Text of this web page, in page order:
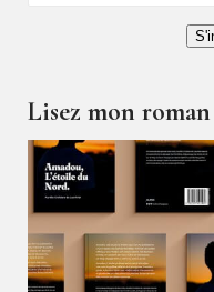
Lisez mon